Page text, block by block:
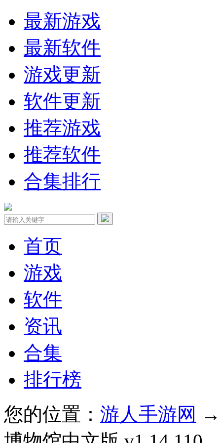
最新游戏
最新软件
游戏更新
软件更新
推荐游戏
推荐软件
合集排行
首页
游戏
软件
资讯
合集
排行榜
您的位置： 游人手游网